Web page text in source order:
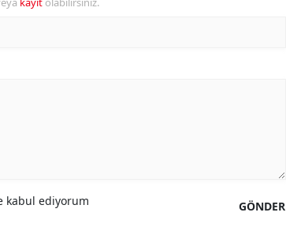
GÖNDER
kabul ediyorum